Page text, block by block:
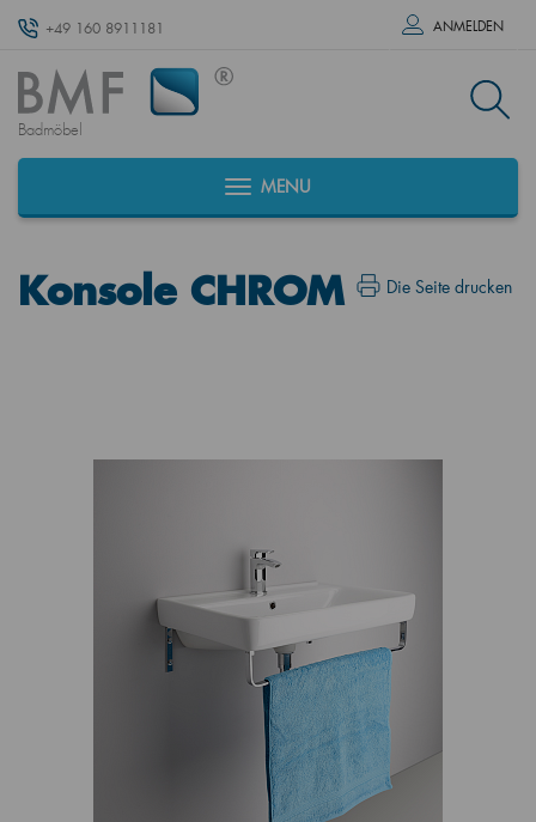
+49 160 8911181 ANMELDEN
Badmöbel
MENU
Die Seite drucken
Konsole CHROM